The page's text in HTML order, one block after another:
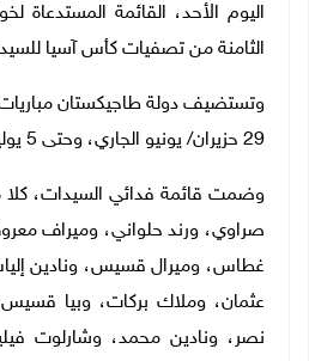
اليوم الأحد، القائمة
الثامنة من تصفيات كأس آسيا للسيدات-
وتستضيف دولة طاجيكستان
29 حزيران/ يونيو الجاري، وحتى 5 يوليو تموز المقبل
وضمت قائمة فدائي السيدات، كلا
صراوي، ورند حلواني، وميراف
غطاس، وميرال قسيس، ونادين
عثمان، وملاك بركات، وبيا
نصر، ونادين محمد، وشارلوت